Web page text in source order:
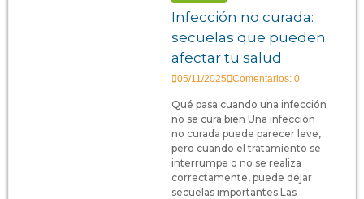
Infección no curada:
secuelas que pueden
afectar tu salud
05/11/2025 Comentarios: 0
Qué pasa cuando una infección
no se cura bien Una infección
no curada puede parecer leve,
pero cuando el tratamiento se
interrumpe o no se realiza
correctamente, puede dejar
secuelas importantes.Las